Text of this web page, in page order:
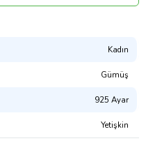
Kadın
Gümüş
925 Ayar
Yetişkin